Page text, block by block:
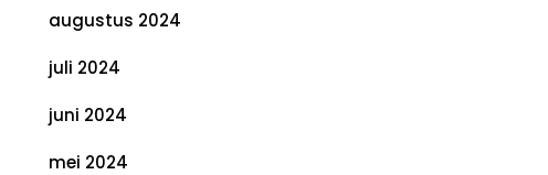
augustus 2024
juli 2024
juni 2024
mei 2024